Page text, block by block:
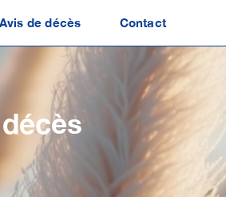
Avis de décès Contact